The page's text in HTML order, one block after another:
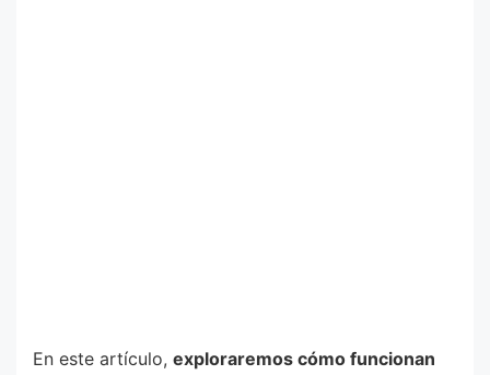
En este artículo, exploraremos cómo funcionan